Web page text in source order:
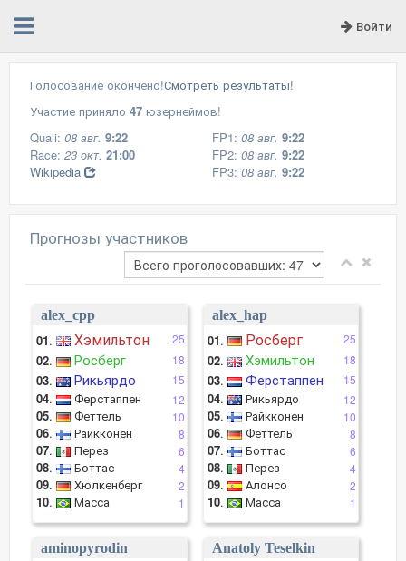
Войти
Голосование окончено!Смотреть результаты!
Участие приняло 47 юзернеймов!
Quali: 08 авг. 9:22
Race: 23 окт. 21:00
Wikipedia
FP1: 08 авг. 9:22
FP2: 08 авг. 9:22
FP3: 08 авг. 9:22
Прогнозы участников
alex_cpp
25
01. Хэмильтон
18
02. Росберг
15
03. Рикьярдо
12
04. Ферстаппен
10
05. Феттель
8
06. Райкконен
6
07. Перез
4
08. Боттас
2
09. Хюлкенберг
1
10. Масса
alex_hap
25
01. Росберг
18
02. Хэмильтон
15
03. Ферстаппен
12
04. Рикьярдо
10
05. Райкконен
8
06. Феттель
6
07. Боттас
4
08. Перез
2
09. Алонсо
1
10. Масса
aminopyrodin
Anatoly Teselkin